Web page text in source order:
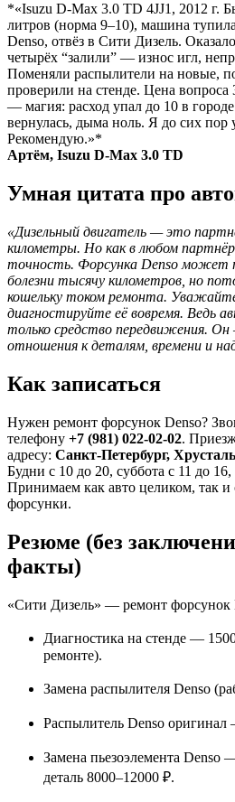
*«Isuzu D-Max 3.0 TD 4JJ1, 2012 г.
литров (норма 9–10), машина
Denso, отвёз в Сити Дизель.
четырёх “залили” — износ игл,
Поменяли распылители на новые,
проверили на стенде. Цена вопроса
— магия: расход упал до 10 в
вернулась, дыма ноль. Я до сих пор
Рекомендую.»*
Артём, Isuzu D-Max 3.0 TD
Умная цитата про
«Дизельный двигатель — это
километры. Но как в любом
точность. Форсунка Denso может
болезни тысячу километров, но
кошельку током ремонта.
диагностируйте её вовремя. Ведь
только средство передвижения.
отношения к деталям, времени и
Как записаться
Нужен ремонт форсунок Denso?
телефону +7 (981) 022-02-02.
адресу: Санкт-Петербург,
Будни с 10 до 20, суббота с 11 до
Принимаем как авто целиком, так и
форсунки.
Резюме (без
факты)
«Сити Дизель» — ремонт форсунок
Диагностика на стенде —
ремонте).
Замена распылителя Denso
Распылитель Denso
Замена пьезоэлемента Denso
деталь 8000–12000 ₽.